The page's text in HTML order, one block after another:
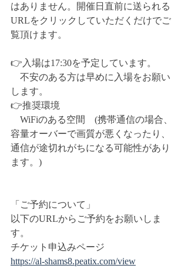
はありません。開催日直前に送られる
URLをクリックしていただくだけでご
覧頂けます。
👉入場は17:30を予定しています。
不安のある方は早めに入場をお願い
します。
👉推奨環境
WiFiのある空間　(携帯通信の場合、
容量オーバーで画質が悪くなったり、
通信が途切れがちになる可能性があり
ます。)
「ご予約について」
以下のURLからご予約をお願いしま
す。
チケット申込みページ
https://al-shams8.peatix.com/view